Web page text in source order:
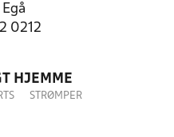
0212
HJEMME
STRØMPER